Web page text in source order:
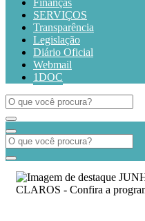
Finanças
SERVIÇOS
Transparência
Legislação
Diário Oficial
Webmail
1DOC